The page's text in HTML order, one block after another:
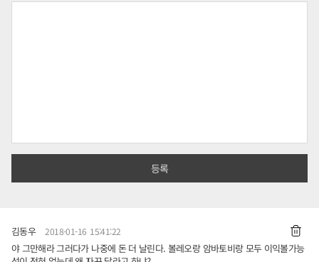
김동우 2018-01-16 15:41:22
야 그만해라 그러다가 나중에 돈 더 날린다. 볼레오랑 암바토비랑 모두 이익볼가능